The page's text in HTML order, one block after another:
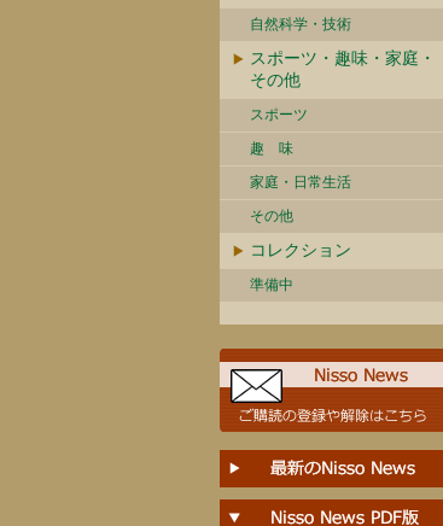
自然科学・技術
スポーツ・趣味・家庭・
その他
スポーツ
趣 味
家庭・日常生活
その他
コレクション
準備中